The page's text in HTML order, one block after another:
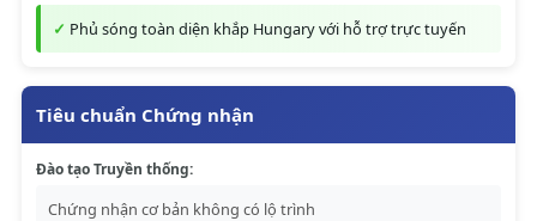
Phủ sóng toàn diện khắp Hungary với hỗ trợ trực tuyến
Tiêu chuẩn Chứng nhận
Đào tạo Truyền thống:
Chứng nhận cơ bản không có lộ trình